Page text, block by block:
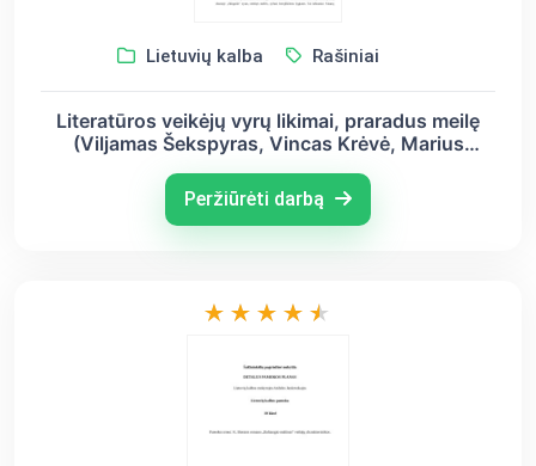
Lietuvių kalba Rašiniai
Literatūros veikėjų vyrų likimai, praradus meilę
(Viljamas Šekspyras, Vincas Krėvė, Marius
Peržiūrėti darbą